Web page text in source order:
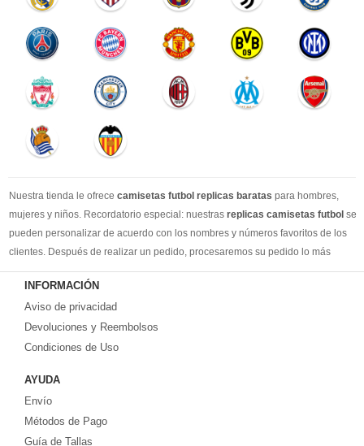
Nuestra tienda le ofrece camisetas futbol replicas baratas para hombres,
mujeres y niños. Recordatorio especial: nuestras replicas camisetas futbol se
pueden personalizar de acuerdo con los nombres y números favoritos de los
clientes. Después de realizar un pedido, procesaremos su pedido lo más
rápido posible, para que pueda recibir su camisetas de fútbol favorita cuando
la necesite. DHL / EMS / China Post y otro expreso, puede elegir libremente.
Llevamos más de 10 años comprometidos con esta industria, con una línea de
producción estable, un sólido equipo de servicio al cliente y una gran cantidad
de los clientes más leales. Tenemos suficiente experiencia para satisfacer tus
Prometemos a cada cliente:
1-Precio más bajo en toda la red, seguro de calidad
2-100% Método de pago seguro.
3-Cada uno de nuestros paquetes se enviará al número de seguimiento de
INFORMACIÓN
Aviso de privacidad
Devoluciones y Reembolsos
Condiciones de Uso
AYUDA
Envío
Métodos de Pago
Guía de Tallas